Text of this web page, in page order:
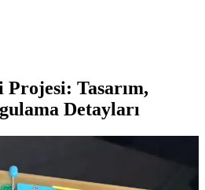
Tasarım,
Detayları